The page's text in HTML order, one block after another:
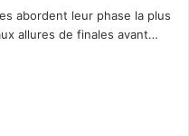
abordent leur phase la plus
allures de finales avant…